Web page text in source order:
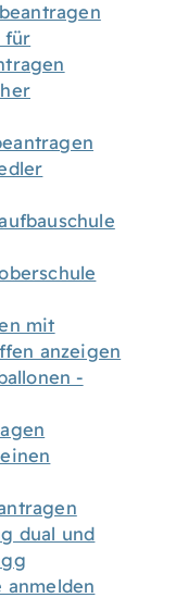
für
mit
anzeigen
-
dual und
anmelden